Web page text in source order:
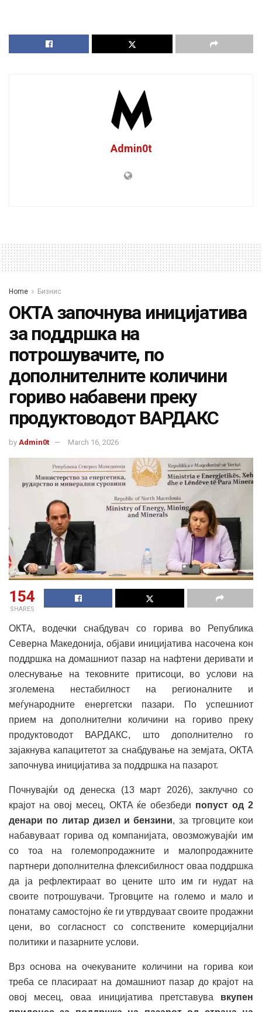
Admin0t
Home Бизнис
ОКТА започнува иницијатива
за поддршка на
потрошувачите, по
дополнителните количини
гориво набавени преку
продуктоводот ВАРДАКС
by Admin0t March 16, 2026
154
SHARES
ОКТА, водечки снабдувач со горива во Република
Северна Македонија, објави иницијатива насочена кон
поддршка на домашниот пазар на нафтени деривати и
олеснување на тековните притисоци, во услови на
зголемена нестабилност на регионалните и
меѓународните енергетски пазари. По успешниот
прием на дополнителни количини на гориво преку
продуктоводот ВАРДАКС, што дополнително го
зајакнува капацитетот за снабдување на земјата, ОКТА
започнува иницијатива за поддршка на пазарот.
Почнувајќи од денеска (13 март 2026), заклучно со
крајот на овој месец, ОКТА ќе обезбеди попуст од 2
денари по литар дизел и бензини, за трговците кои
набавуваат горива од компанијата, овозможувајќи им
со тоа на големопродажните и малопродажните
партнери дополнителна флексибилност оваа поддршка
да ја рефлектираат во цените што им ги нудат на
своите потрошувачи. Трговците на големо и мало и
понатаму самостојно ќе ги утврдуваат своите продажни
цени, во согласност со сопствените комерцијални
политики и пазарните услови.
Врз основа на очекуваните количини на горива кои
треба се пласираат на домашниот пазар до крајот на
овој месец, оваа иницијатива претставува вкупен